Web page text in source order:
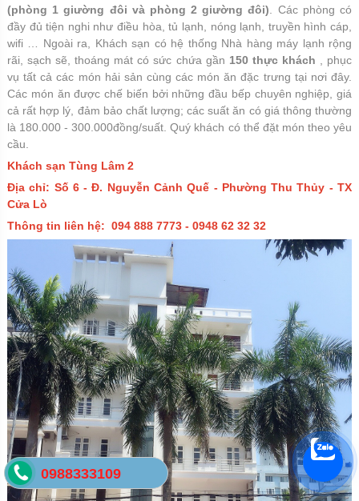
(phòng 1 giường đôi và phòng 2 giường đôi) . Các phòng có
đầy đủ tiện nghi như điều hòa, tủ lạnh, nóng lạnh, truyền hình cáp,
wifi … Ngoài ra, Khách sạn có hệ thống Nhà hàng máy lạnh rộng
rãi, sạch sẽ, thoáng mát có sức chứa gần 150 thực khách , phục
vụ tất cả các món hải sản cùng các món ăn đặc trưng tại nơi đây.
Các món ăn được chế biến bởi những đầu bếp chuyên nghiệp, giá
cả rất hợp lý, đảm bảo chất lượng; các suất ăn có giá thông thường
là 180.000 - 300.000đồng/suất. Quý khách có thể đặt món theo yêu
cầu.
Khách sạn Tùng Lâm 2
Địa chỉ: Số 6 - Đ. Nguyễn Cảnh Quế - Phường Thu Thủy - TX
Cửa Lò
Thông tin liên hệ: 094 888 7773 - 0948 62 32 32
0988333109